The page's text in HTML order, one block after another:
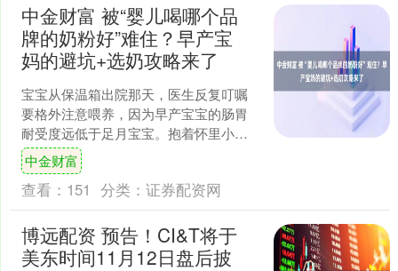
中金财富 被“婴儿喝哪个品
牌的奶粉好”难住？早产宝
妈的避坑+选奶攻略来了
宝宝从保温箱出院那天，医生反复叮嘱
要格外注意喂养，因为早产宝宝的肠胃
耐受度远低于足月宝宝。抱着怀里小小
的他，我心里满是忐忑：该给宝宝选什
么样的奶粉才能保证营养又....
中金财富
查看： 151 分类： 证券配资网
博远配资 预告！CI&T将于
美东时间11月12日盘后披